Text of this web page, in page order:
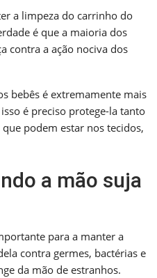
a limpeza do carrinho do
é que a maioria dos
contra a ação nociva dos
bebês é extremamente mais
é preciso protege-la tanto
podem estar nos tecidos,
a mão suja
para a manter a
contra germes, bactérias e
da mão de estranhos.